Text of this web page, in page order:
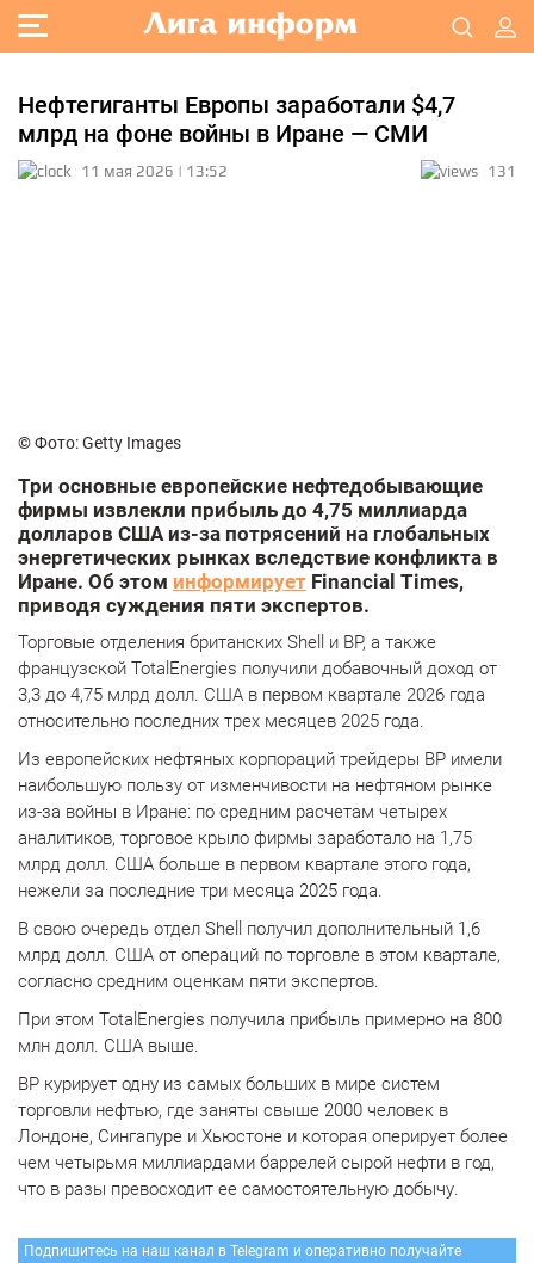
Нефтегиганты Европы заработали $4,7
млрд на фоне войны в Иране — СМИ
11 мая 2026 | 13:52 131
© Фото: Getty Images
Три основные европейские нефтедобывающие
фирмы извлекли прибыль до 4,75 миллиарда
долларов США из-за потрясений на глобальных
энергетических рынках вследствие конфликта в
Иране. Об этом информирует Financial Times,
приводя суждения пяти экспертов.
Торговые отделения британских Shell и BP, а также
французской TotalEnergies получили добавочный доход от
3,3 до 4,75 млрд долл. США в первом квартале 2026 года
относительно последних трех месяцев 2025 года.
Из европейских нефтяных корпораций трейдеры BP имели
наибольшую пользу от изменчивости на нефтяном рынке
из-за войны в Иране: по средним расчетам четырех
аналитиков, торговое крыло фирмы заработало на 1,75
млрд долл. США больше в первом квартале этого года,
нежели за последние три месяца 2025 года.
В свою очередь отдел Shell получил дополнительный 1,6
млрд долл. США от операций по торговле в этом квартале,
согласно средним оценкам пяти экспертов.
При этом TotalEnergies получила прибыль примерно на 800
млн долл. США выше.
BP курирует одну из самых больших в мире систем
торговли нефтью, где заняты свыше 2000 человек в
Лондоне, Сингапуре и Хьюстоне и которая оперирует более
чем четырьмя миллиардами баррелей сырой нефти в год,
что в разы превосходит ее самостоятельную добычу.
Подпишитесь на наш канал в Telegram и оперативно получайте